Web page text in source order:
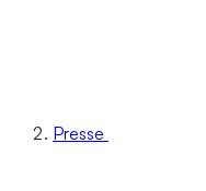
Presse